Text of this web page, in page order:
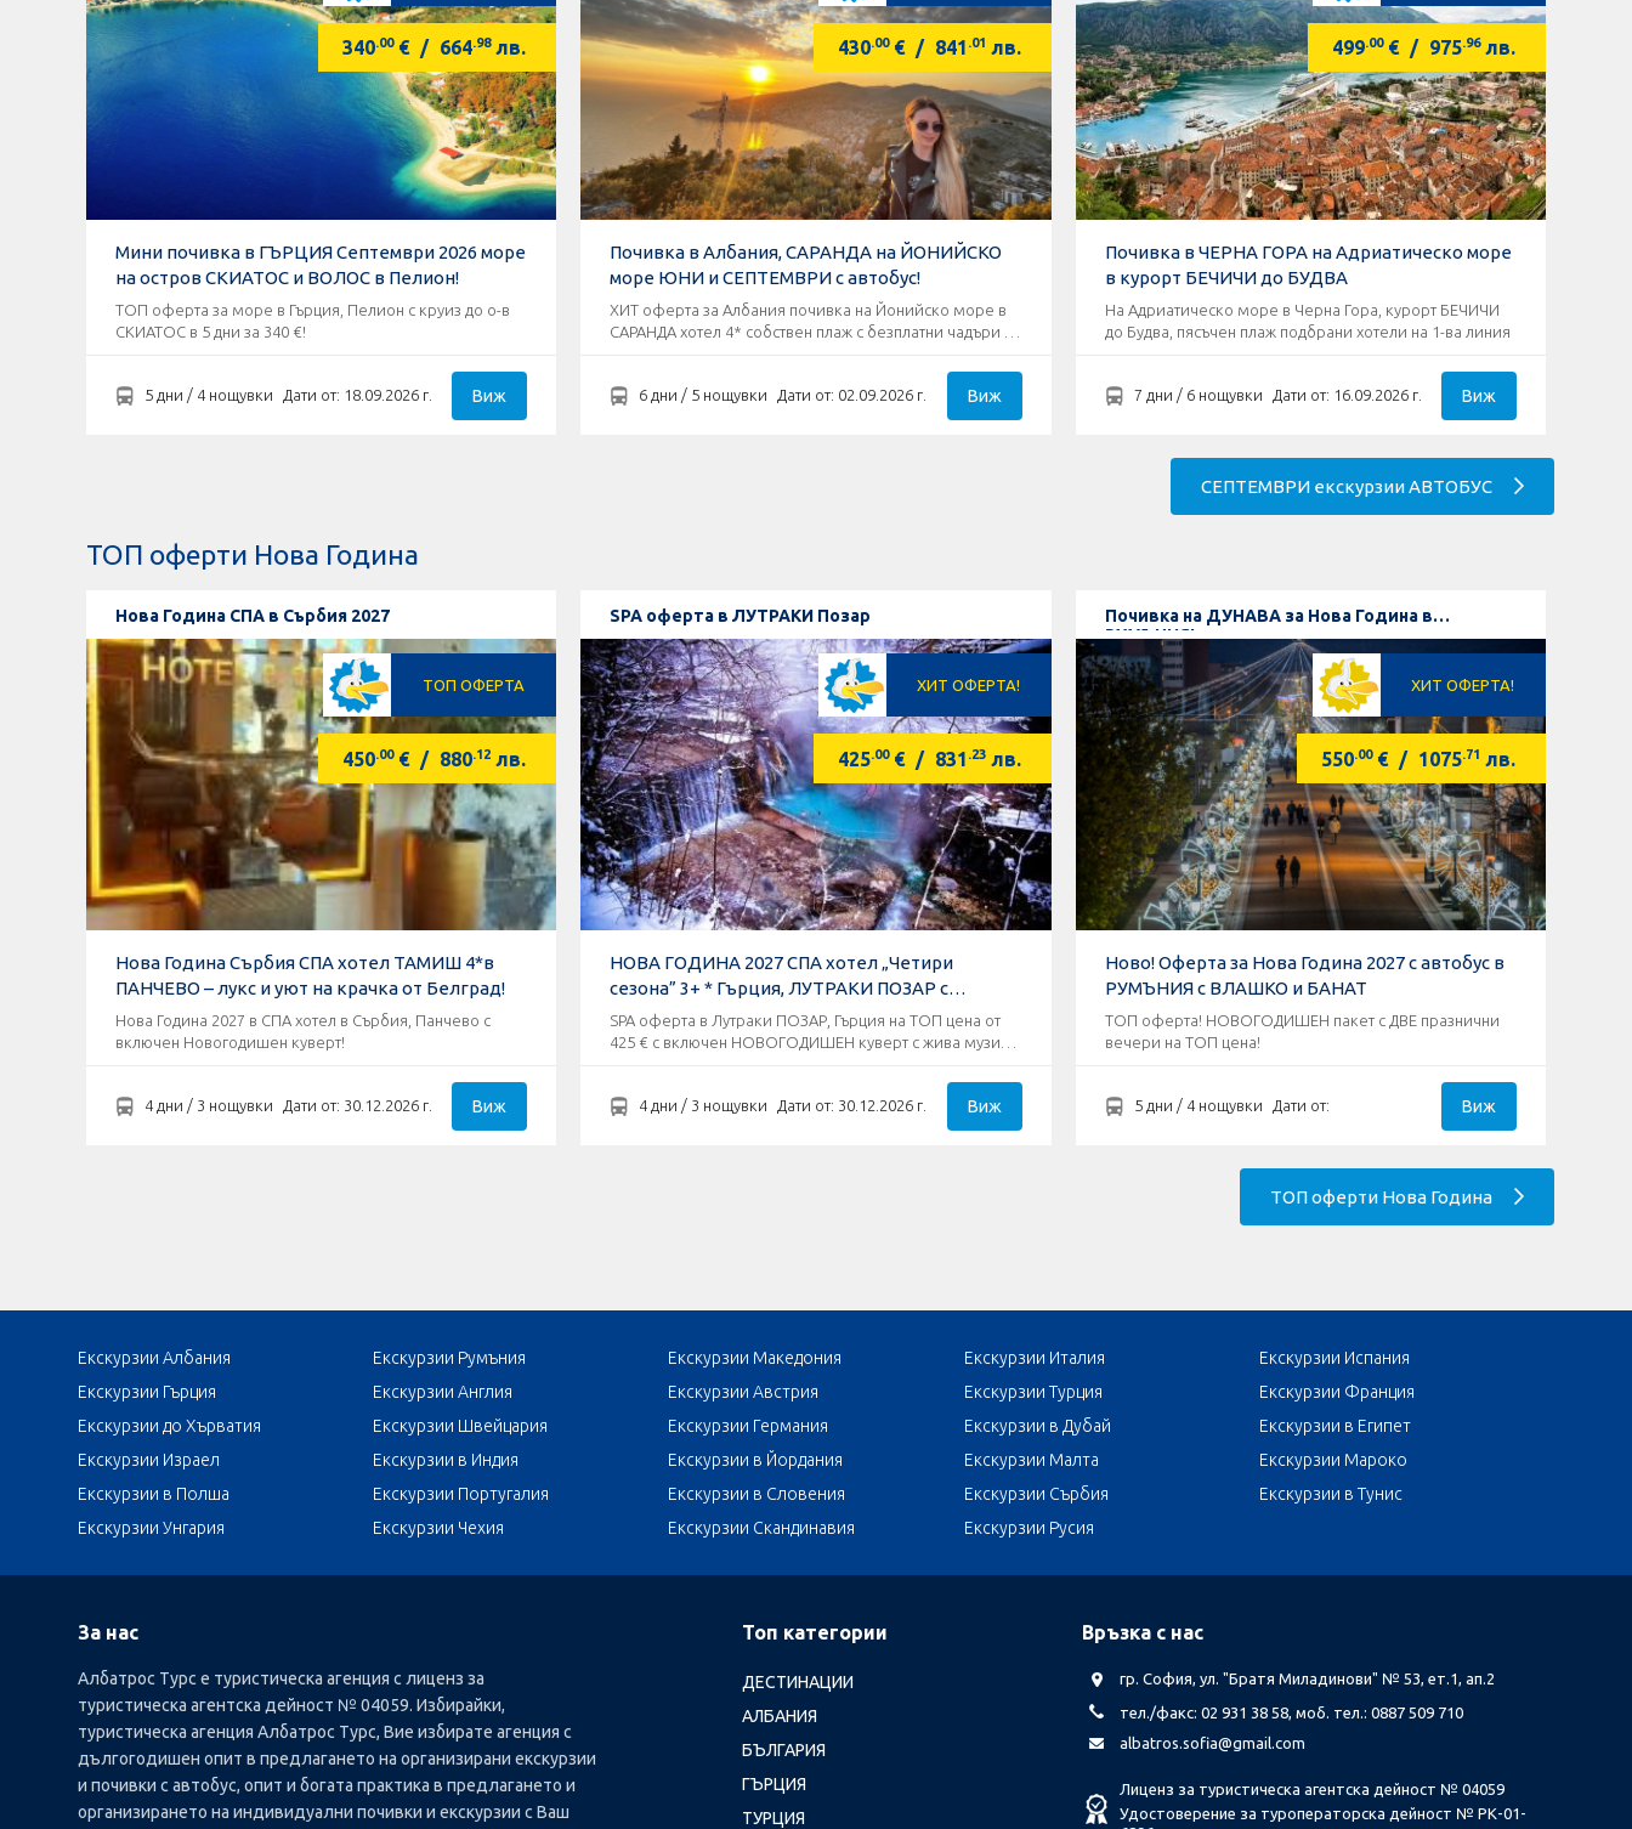
340.00 € / 664.98 лв.
Мини почивка в ГЪРЦИЯ Септември 2026 море
на остров СКИАТОС и ВОЛОС в Пелион!
ТОП оферта за море в Гърция, Пелион с круиз до о-в
СКИАТОС в 5 дни за 340 €!
5 дни / 4 нощувки Дати от: 18.09.2026 г. Виж
430.00 € / 841 .01 лв.
Почивка в Албания, САРАНДА на ЙОНИЙСКО
море ЮНИ и СЕПТЕМВРИ с автобус!
ХИТ оферта за Албания почивка на Йонийско море в
САРАНДА хотел 4* собствен плаж с безплатни чадъри и
6 дни / 5 нощувки Дати от: 02.09.2026 г. Виж
499.00 € / 975.96 лв.
Почивка в ЧЕРНА ГОРА на Адриатическо море
в курорт БЕЧИЧИ до БУДВА
На Адриатическо море в Черна Гора, курорт БЕЧИЧИ
до Будва, пясъчен плаж подбрани хотели на 1-ва линия
7 дни / 6 нощувки Дати от: 16.09.2026 г. Виж
СЕПТЕМВРИ екскурзии АВТОБУС
ТОП оферти Нова Година
Нова Година СПА в Сърбия 2027
ТОП ОФЕРТА
450 .00 € / 880 .12 лв.
Нова Година Сърбия СПА хотел ТАМИШ 4*в
ПАНЧЕВО – лукс и уют на крачка от Белград!
Нова Година 2027 в СПА хотел в Сърбия, Панчево с
включен Новогодишен куверт!
4 дни / 3 нощувки Дати от: 30.12.2026 г. Виж
SPA оферта в ЛУТРАКИ Позар
ХИТ ОФЕРТА!
425 .00 € / 831 .23 лв.
НОВА ГОДИНА 2027 СПА хотел „Четири
сезона” 3+ * Гърция, ЛУТРАКИ ПОЗАР с
КАСТОРИЯ
SPA оферта в Лутраки ПОЗАР, Гърция на ТОП цена от
425 € с включен НОВОГОДИШЕН куверт с жива музика
4 дни / 3 нощувки Дати от: 30.12.2026 г. Виж
Почивка на ДУНАВА за Нова Година в
РУМЪНИЯ!
ХИТ ОФЕРТА!
550.00 € / 1075 .71 лв.
Ново! Оферта за Нова Година 2027 с автобус в
РУМЪНИЯ с ВЛАШКО и БАНАТ
ТОП оферта! НОВОГОДИШЕН пакет с ДВЕ празнични
вечери на ТОП цена!
5 дни / 4 нощувки Дати от: Виж
ТОП оферти Нова Година
Екскурзии Албания Екскурзии Румъния Екскурзии Македония Екскурзии Италия
Екскурзии Испания
Екскурзии Гърция
Екскурзии Англия Екскурзии Австрия Екскурзии Турция
Екскурзии Франция
Екскурзии до Хърватия
Екскурзии Швейцария Екскурзии Германия Екскурзии в Дубай
Екскурзии в Египет
Екскурзии Израел
Екскурзии в Индия Екскурзии в Йордания Екскурзии Малта
Екскурзии Мароко
Екскурзии в Полша
Екскурзии Португалия Екскурзии в Словения Екскурзии Сърбия
Екскурзии в Тунис
Екскурзии Унгария
Екскурзии Чехия Екскурзии Скандинавия Екскурзии Русия
За нас
Албатрос Турс е туристическа агенция с лиценз за
туристическа агентска дейност № 04059. Избирайки,
туристическа агенция Албатрос Турс, Вие избирате агенция с
дългогодишен опит в предлагането на организирани екскурзии
и почивки с автобус, опит и богата практика в предлагането и
организирането на индивидуални почивки и екскурзии с Ваш
Топ категории
ДЕСТИНАЦИИ
АЛБАНИЯ
БЪЛГАРИЯ
ГЪРЦИЯ
ТУРЦИЯ
Връзка с нас
гр. София, ул. "Братя Миладинови" № 53, ет.1, ап.2
тел./факс: 02 931 38 58, моб. тел.: 0887 509 710
albatros.sofia@gmail.com
Лиценз за туристическа агентска дейност № 04059
Удостоверение за туроператорска дейност № РК-01-